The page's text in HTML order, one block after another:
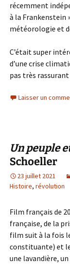
récemment
à la Frankenstein
météorologie et
C’était super
d’une crise
pas très
Laisser un
Un peuple
Schoeller
23 juillet 2021
Histoire, révolution
Film français de
française, de la
film suit à la fois
constituante) et le
une lavandière,